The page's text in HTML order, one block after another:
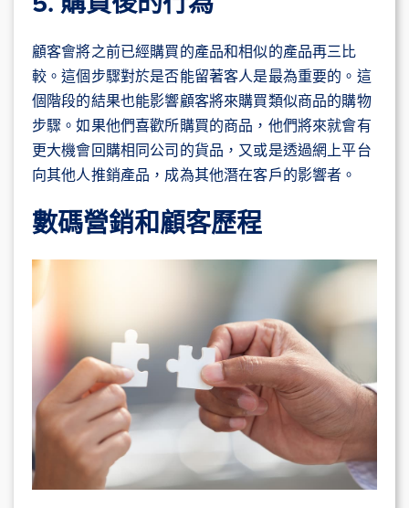
顧客會將之前已經購買的產品和相似的產品再三比
較。這個步驟對於是否能留著客人是最為重要的。這
個階段的結果也能影響顧客將來購買類似商品的購物
步驟。如果他們喜歡所購買的商品，他們將來就會有
更大機會回購相同公司的貨品 ，又或是透過網上平台
向其他人推銷產品，成為其他潛在客戶的影響者。
數碼營銷和顧客歷程